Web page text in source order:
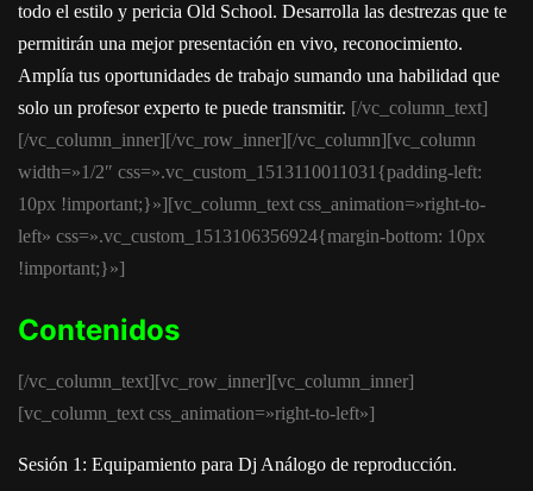
todo el estilo y pericia Old School. Desarrolla las destrezas que te
permitirán una mejor presentación en vivo, reconocimiento.
Amplía tus oportunidades de trabajo sumando una habilidad que
solo un profesor experto te puede transmitir. [/vc_column_text]
[/vc_column_inner][/vc_row_inner][/vc_column][vc_column
width=»1/2″ css=».vc_custom_1513110011031{padding-left:
10px !important;}»][vc_column_text css_animation=»right-to-
left» css=».vc_custom_1513106356924{margin-bottom: 10px
!important;}»]
Contenidos
[/vc_column_text][vc_row_inner][vc_column_inner]
[vc_column_text css_animation=»right-to-left»]
Sesión 1: Equipamiento para Dj Análogo de reproducción.